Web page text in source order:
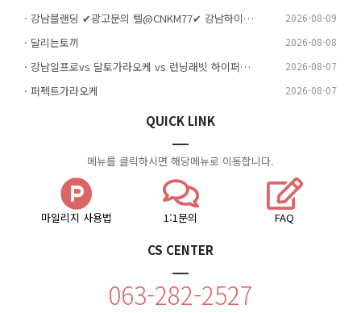
· 강남블랜딩 ✔광고문의 텔@CNKM77✔ 강남하이퍼블릭 강남하이퍼블릭 강남하퍼 2026-08-09
· 달리는토끼 2026-08-08
· 강남일프로vs 달토가라오케 vs 런닝래빗 하이퍼블릭 (핵심 비교) 4 | 작성자: 달토하이퍼블릭 2026-08-07
· 퍼펙트가라오케 2026-08-07
QUICK LINK
메뉴를 클릭하시면 해당메뉴로 이동합니다.
마일리지 사용법 1:1문의 FAQ
CS CENTER
063-282-2527